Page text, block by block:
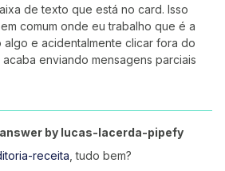
de texto que está no card. Isso
comum onde eu trabalho que é a
e acidentalmente clicar fora do
enviando mensagens parciais
by lucas-lacerda-pipefy
receita , tudo bem?